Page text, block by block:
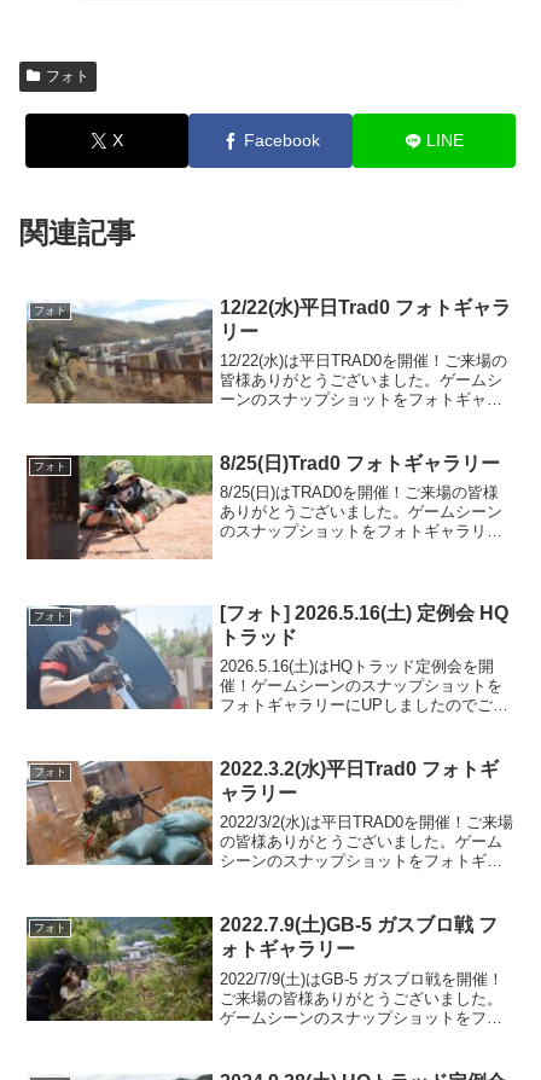
フォト
X Facebook LINE
関連記事
フォト
12/22(水)平日Trad0 フォトギャラ
リー
12/22(水)は平日TRAD0を開催！ご来場の
皆様ありがとうございました。ゲームシ
ーンのスナップショットをフォトギャラ
フォトアルバムをみる(Google Photo...
フォト 8/25(日)Trad0 フォトギャラリー
8/25(日)はTRAD0を開催！ご来場の皆様
ありがとうございました。ゲームシーン
のスナップショットをフォトギャラリー
フォト
[フォト] 2026.5.16(土) 定例会 HQ
トラッド
2026.5.16(土)はHQトラッド定例会を開
催！ゲームシーンのスナップショットを
フォトギャラリーにUPしましたのでご覧
Photo)
フォト
2022.3.2(水)平日Trad0 フォトギ
ャラリー
2022/3/2(水)は平日TRAD0を開催！ご来場
の皆様ありがとうございました。ゲーム
シーンのスナップショットをフォトギャ
ォトアルバムをみる(Google Phot...
フォト
2022.7.9(土)GB-5 ガスブロ戦 フ
ォトギャラリー
2022/7/9(土)はGB-5 ガスブロ戦を開催！
ご来場の皆様ありがとうございました。
ゲームシーンのスナップショットをフォ
す。フォトアルバムをみる(Google P...